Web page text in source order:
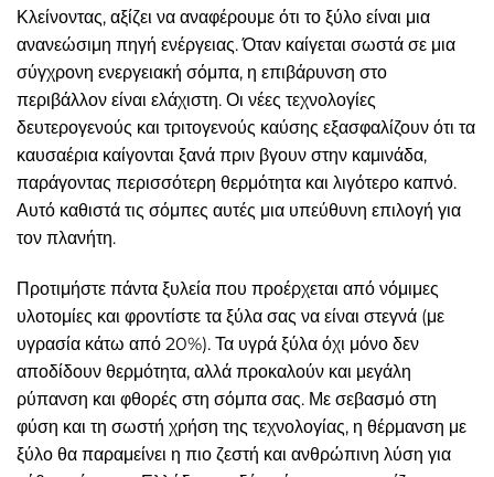
Κλείνοντας, αξίζει να αναφέρουμε ότι το ξύλο είναι μια
ανανεώσιμη πηγή ενέργειας. Όταν καίγεται σωστά σε μια
σύγχρονη ενεργειακή σόμπα, η επιβάρυνση στο
περιβάλλον είναι ελάχιστη. Οι νέες τεχνολογίες
δευτερογενούς και τριτογενούς καύσης εξασφαλίζουν ότι τα
καυσαέρια καίγονται ξανά πριν βγουν στην καμινάδα,
παράγοντας περισσότερη θερμότητα και λιγότερο καπνό.
Αυτό καθιστά τις σόμπες αυτές μια υπεύθυνη επιλογή για
τον πλανήτη.
Προτιμήστε πάντα ξυλεία που προέρχεται από νόμιμες
υλοτομίες και φροντίστε τα ξύλα σας να είναι στεγνά (με
υγρασία κάτω από 20%). Τα υγρά ξύλα όχι μόνο δεν
αποδίδουν θερμότητα, αλλά προκαλούν και μεγάλη
ρύπανση και φθορές στη σόμπα σας. Με σεβασμό στη
φύση και τη σωστή χρήση της τεχνολογίας, η θέρμανση με
ξύλο θα παραμείνει η πιο ζεστή και ανθρώπινη λύση για